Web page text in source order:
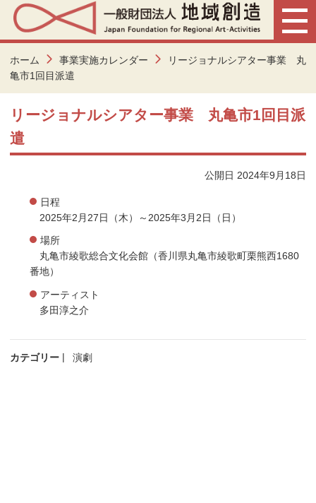
ホーム 事業実施カレンダー
リージョナルシアター事業 丸
亀市1回目派遣
リージョナルシアター事業 丸亀市1回目派
遣
公開日 2024年9月18日
日程
2025年2月27日（木）～2025年3月2日（日）
場所
丸亀市綾歌総合文化会館（香川県丸亀市綾歌町栗熊西1680
番地）
アーティスト
多田淳之介
カテゴリー 演劇